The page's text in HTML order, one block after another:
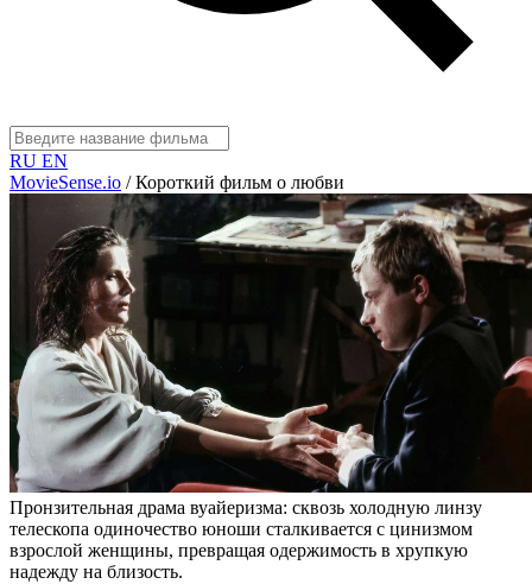
RU EN
MovieSense.io / Короткий фильм о любви
Пронзительная драма вуайеризма: сквозь холодную линзу
телескопа одиночество юноши сталкивается с цинизмом
взрослой женщины, превращая одержимость в хрупкую
надежду на близость.